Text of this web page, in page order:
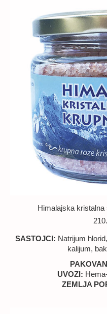
Himalajska kristalna
SASTOJCI: Natrijum
kalijum,
UVOZI:
ZEMLJA